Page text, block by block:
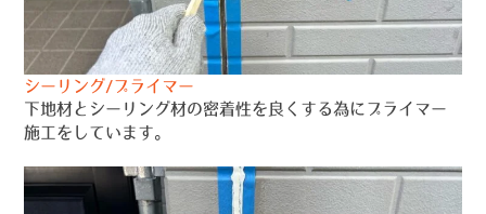
シーリング/プライマー
下地材とシーリング材の密着性を良くする為にプライマー
施工をしています。